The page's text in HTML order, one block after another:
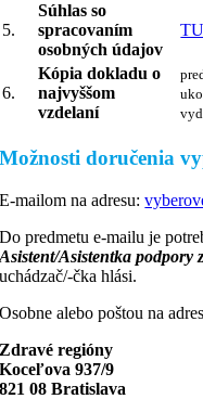
5.
Súhlas so
spracovaním
osobných údajov
TU
6.
Kópia dokladu o
najvyššom
vzdelaní
Možnosti doručenia
E-mailom na adresu:
Do predmetu e-mailu je
Asistent/Asistentka podpory
uchádzač/-čka hlási.
Osobne alebo poštou na
Zdravé regióny
Koceľova 937/9
821 08 Bratislava